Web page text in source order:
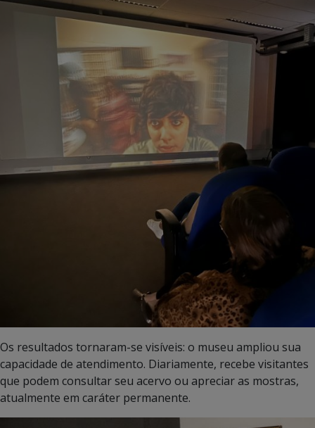
Os resultados tornaram-se visíveis: o museu ampliou sua
capacidade de atendimento. Diariamente, recebe visitantes
que podem consultar seu acervo ou apreciar as mostras,
atualmente em caráter permanente.